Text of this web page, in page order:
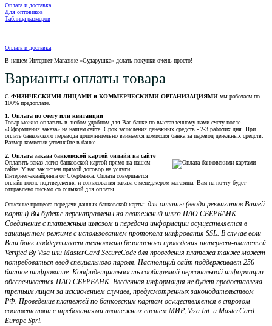
Оплата и доставка
Для оптовиков
Таблица размеров
Оплата и доставка
В нашем Интернет-Магазине «Сударушка» делать покупки очень просто!
Варианты оплаты товара
С ФИЗИЧЕСКИМИ ЛИЦАМИ и КОММЕРЧЕСКИМИ ОРГАНИЗАЦИЯМИ мы работаем по
100% предоплате.
1. Оплата по счету или квитанции
Товар можно оплатить в любом удобном для Вас банке по выставленному нами счету после
«Оформления заказа» на нашем сайте. Срок зачисления денежных средств - 2-3 рабочих дня. При
оплате банковского перевода дополнительно взимается комиссия банка за перевод денежных средств.
Размер комиссии уточняйте в банке.
2. Оплата заказа банковской картой онлайн на сайте
Оплатить заказ легко банковской картой прямо на нашем
сайте. У нас заключен прямой договор на услуги
Интернет-эквайринга от Сбербанка. Оплата совершается
онлайн после подтвержения и согласования заказа с менеджером магазина. Вам на почту будет
отправлено письмо со сслыкой для оплаты.
Описание процесса передачи данных банковской карты: для оплаты (ввода реквизитов Вашей
карты) Вы будете перенаправлены на платежный шлюз ПАО СБЕРБАНК.
Соединение с платежным шлюзом и передача информации осуществляется в
защищенном режиме с использованием протокола шифрования SSL. В случае если
Ваш банк поддерживает технологию безопасного проведения интернет-платежей
Verified By Visa или MasterCard SecureCode для проведения платежа также может
потребоваться ввод специального пароля. Настоящий сайт поддерживает 256-
битное шифрование. Конфиденциальность сообщаемой персональной информации
обеспечивается ПАО СБЕРБАНК. Введенная информация не будет предоставлена
третьим лицам за исключением случаев, предусмотренных законодательством
РФ. Проведение платежей по банковским картам осуществляется в строгом
соответствии с требованиями платежных систем МИР, Visa Int. и MasterCard
Europe Sprl.